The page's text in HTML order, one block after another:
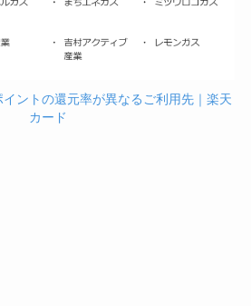
ントの還元率が異なるご利用先｜楽天
カード